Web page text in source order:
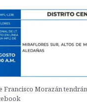
Francisco Morazán